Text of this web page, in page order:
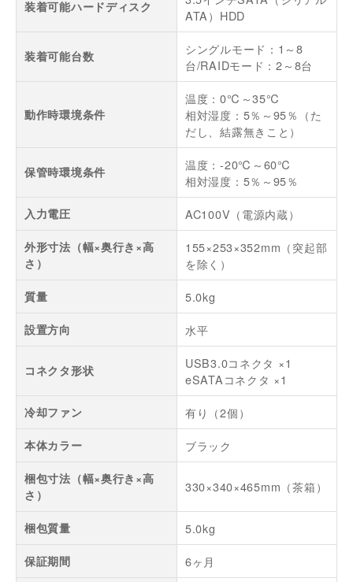
装着可能ハードディスク
ATA）HDD
装着可能台数
シングルモード：1～8
台/RAIDモード：2～8台
動作時環境条件
温度：0℃～35℃
相対湿度：5％～95％（た
だし、結露無きこと）
保管時環境条件
温度：-20℃～60℃
相対湿度：5％～95％
入力電圧 AC100V（電源内蔵）
外形寸法（幅×奥行き×高
さ）
155×253×352mm（突起部
を除く）
質量 5.0kg
設置方向 水平
コネクタ形状
USB3.0コネクタ ×1
eSATAコネクタ ×1
冷却ファン 有り（2個）
本体カラー ブラック
梱包寸法（幅×奥行き×高
さ）
330×340×465mm（茶箱）
梱包質量 5.0kg
保証期間 6ヶ月